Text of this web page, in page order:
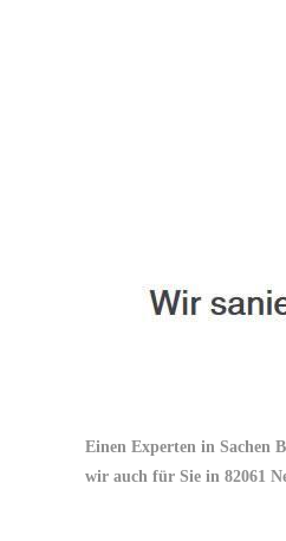
Einen Experten in Sachen
wir auch für Sie in 82061